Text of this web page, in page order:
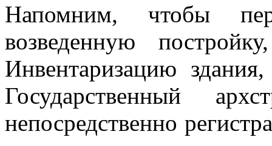
Напомним, чтобы
возведенную
Инвентаризацию
Государственный
непосредственно